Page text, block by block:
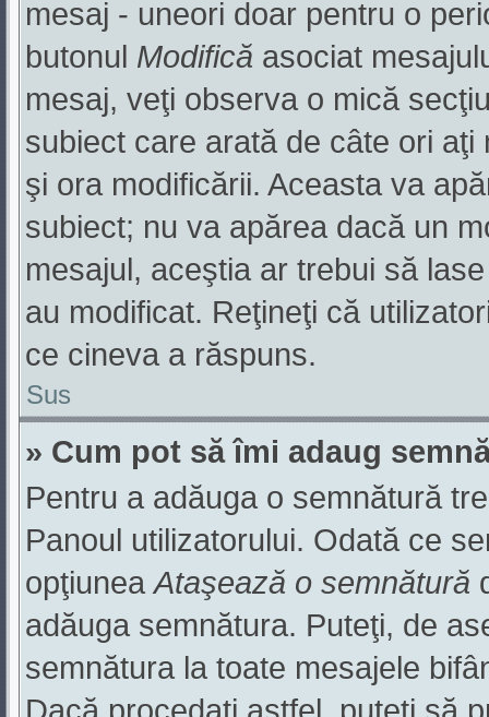
mesaj - uneori doar pentru o
butonul Modifică asociat
mesaj, veţi observa o mică
subiect care arată de câte ori
şi ora modificării. Aceasta va
subiect; nu va apărea dacă un
mesajul, aceştia ar trebui să
au modificat. Reţineţi că
ce cineva a răspuns.
Sus
» Cum pot să îmi adaug
Pentru a adăuga o semnătură
Panoul utilizatorului. Odată ce
opţiuneaAtaşează o semnătură
adăuga semnătura. Puteţi, de
semnătura la toate mesajele